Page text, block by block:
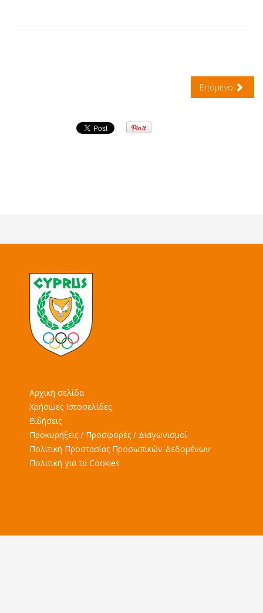
Επόμενο
Αρχική σελίδα
Χρήσιμες Ιστοσελίδες
Ειδήσεις
Προκυρήξεις / Προσφορές / Διαγωνισμοί
Πολιτική Προστασίας Προσωπικών Δεδομένων
Πολιτική για τα Cookies